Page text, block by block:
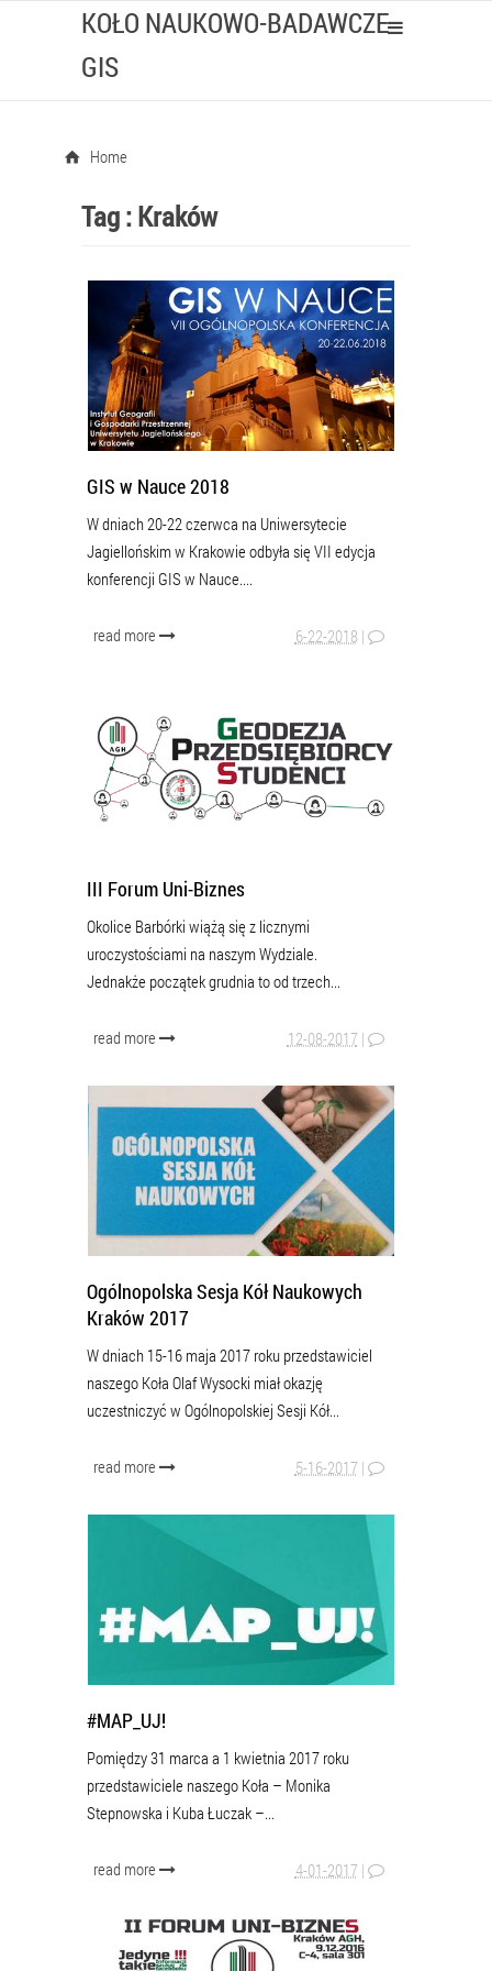
KOŁO NAUKOWO-BADAWCZE
GIS
Home
Tag :Kraków
GIS w Nauce 2018
W dniach 20-22 czerwca na Uniwersytecie
Jagiellońskim w Krakowie odbyła się VII edycja
konferencji GIS w Nauce....
read more 6-22-2018 |
III Forum Uni-Biznes
Okolice Barbórki wiążą się z licznymi
uroczystościami na naszym Wydziale.
Jednakże początek grudnia to od trzech...
read more 12-08-2017 |
Ogólnopolska Sesja Kół Naukowych
Kraków 2017
W dniach 15-16 maja 2017 roku przedstawiciel
naszego Koła Olaf Wysocki miał okazję
uczestniczyć w Ogólnopolskiej Sesji Kół...
read more 5-16-2017 |
#MAP_UJ!
Pomiędzy 31 marca a 1 kwietnia 2017 roku
przedstawiciele naszego Koła – Monika
Stepnowska i Kuba Łuczak –...
read more 4-01-2017 |